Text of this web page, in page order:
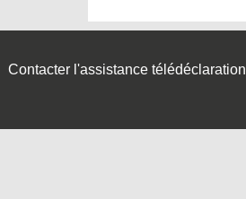
Contacter l'assistance télédéclaration